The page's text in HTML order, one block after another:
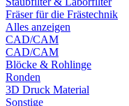
Fräser für die Frästechnik
Alles anzeigen
CAD/CAM
CAD/CAM
Blöcke & Rohlinge
Ronden
3D Druck Material
Sonstige